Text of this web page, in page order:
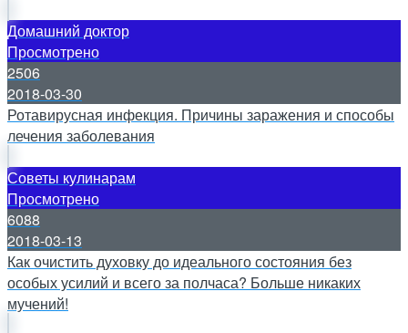
Домашний доктор
Просмотрено
2506
2018-03-30
Ротавирусная инфекция. Причины заражения и способы
лечения заболевания
Советы кулинарам
Просмотрено
6088
2018-03-13
Как очистить духовку до идеального состояния без
особых усилий и всего за полчаса? Больше никаких
мучений!